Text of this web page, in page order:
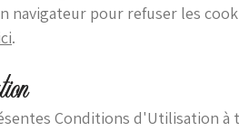
pour refuser les
.
Conditions d'Utilisation à